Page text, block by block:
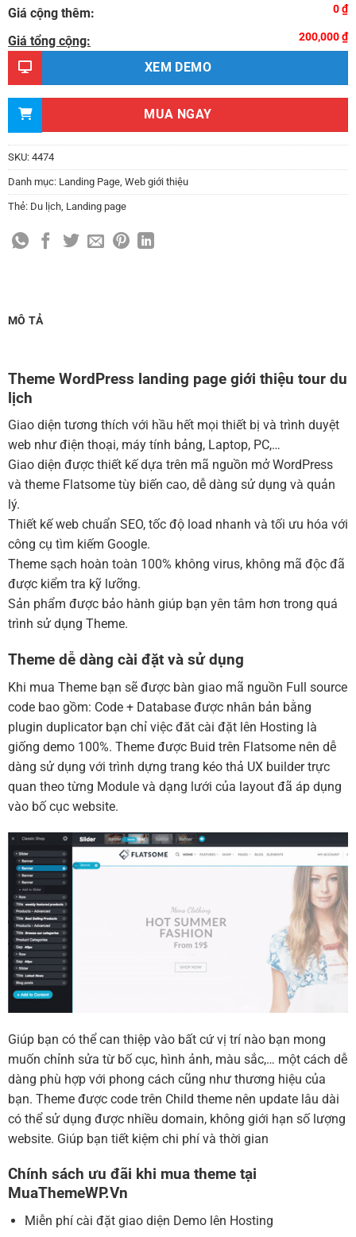
Đổi màu chủ đạo của theme theo tông màu của logo
(+200,000 ₫)
Sửa danh mục và sắp xếp lại thanh menu chuẩn
Thay đổi bố cục trang chủ (đơn giản)(+500,000 ₫)
Thiết kế 2 banner chạy ở slider chính
Thay đổi màu sắc toàn bộ site theo yêu cầu
(+150,000 ₫)
Thiết kế logo đơn giản để đăng web
MUA THÊM TÊN MIỀN + HOSTING
Tên miền Việt Nam .vn (1 năm)
(+550,000 ₫)
Hosting 4GB SSD (1 năm)(+1,000,000 ₫)
Hosting 8GB SSD (1 năm)(+1,200,000 ₫)
Giá cộng thêm: 0 ₫
Giá tổng cộng: 200,000 ₫
XEM DEMO
MUA NGAY
SKU: 4474
Danh mục: Landing Page Web giới thiệu
Thẻ: Du lịch Landing page
MÔ TẢ
Theme WordPress landing page giới thiệu tour du
lịch
Giao diện tương thích với hầu hết mọi thiết bị và trình duyệt
web như điện thoại, máy tính bảng, Laptop, PC,…
Giao diện được thiết kế dựa trên mã nguồn mở WordPress
và theme Flatsome tùy biến cao, dễ dàng sử dụng và quản
lý.
Thiết kế web chuẩn SEO, tốc độ load nhanh và tối ưu hóa với
công cụ tìm kiếm Google.
Theme sạch hoàn toàn 100% không virus, không mã độc đã
được kiểm tra kỹ lưỡng.
Sản phẩm được bảo hành giúp bạn yên tâm hơn trong quá
trình sử dụng Theme.
Theme dễ dàng cài đặt và sử dụng
Khi mua Theme bạn sẽ được bàn giao mã nguồn Full source
code bao gồm: Code + Database được nhân bản bằng
plugin duplicator bạn chỉ việc đăt cài đặt lên Hosting là
giống demo 100%. Theme được Buid trên Flatsome nên dễ
dàng sử dụng với trình dựng trang kéo thả UX builder trực
quan theo từng Module và dạng lưới của layout đã áp dụng
vào bố cục website.
Giúp bạn có thể can thiệp vào bất cứ vị trí nào bạn mong
muốn chỉnh sửa từ bố cục, hình ảnh, màu sắc,… một cách dễ
dàng phù hợp với phong cách cũng như thương hiệu của
bạn. Theme được code trên Child theme nên update lâu dài
có thể sử dụng được nhiều domain, không giới hạn số lượng
website. Giúp bạn tiết kiệm chi phí và thời gian
Chính sách ưu đãi khi mua theme tại
MuaThemeWP.Vn
Miễn phí cài đặt giao diện Demo lên Hosting